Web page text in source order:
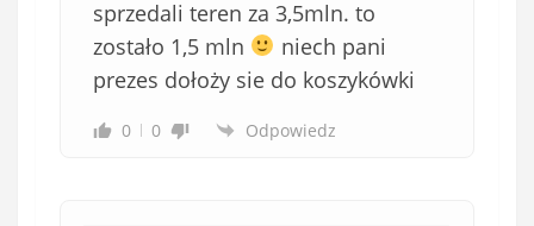
sprzedali teren za 3,5mln. to
zostało 1,5 mln
niech pani
prezes dołoży sie do koszykówki
0 0 Odpowiedz